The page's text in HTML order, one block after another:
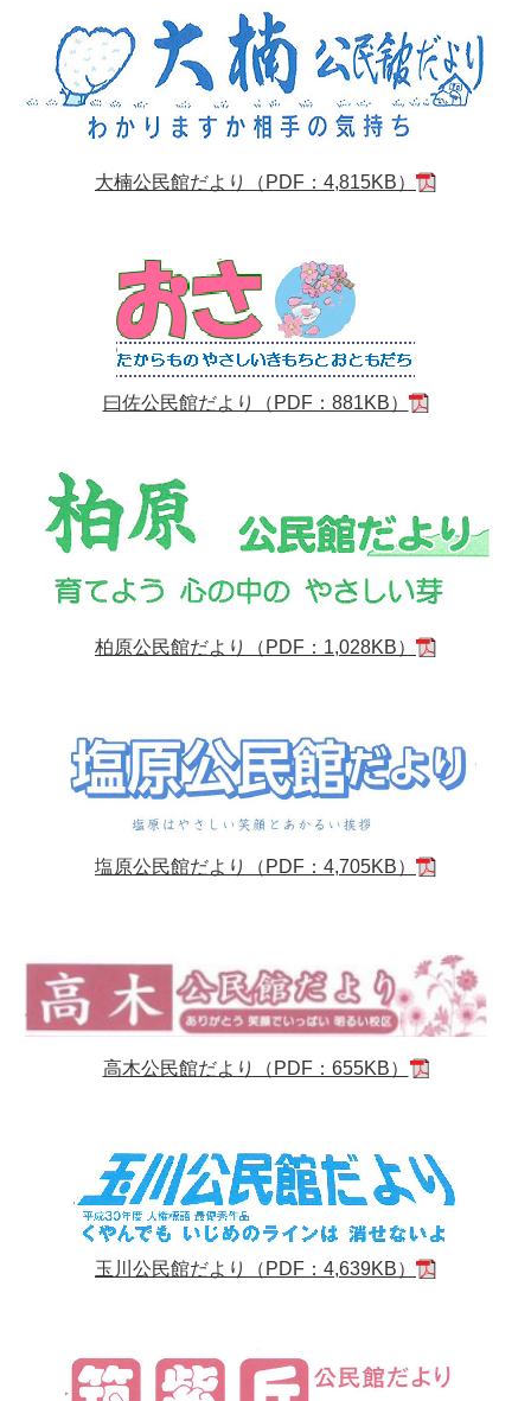
大楠公民館だより（PDF：4,815KB）
曰佐公民館だより（PDF：881KB）
柏原公民館だより（PDF：1,028KB）
塩原公民館だより（PDF：4,705KB）
高木公民館だより（PDF：655KB）
玉川公民館だより（PDF：4,639KB）